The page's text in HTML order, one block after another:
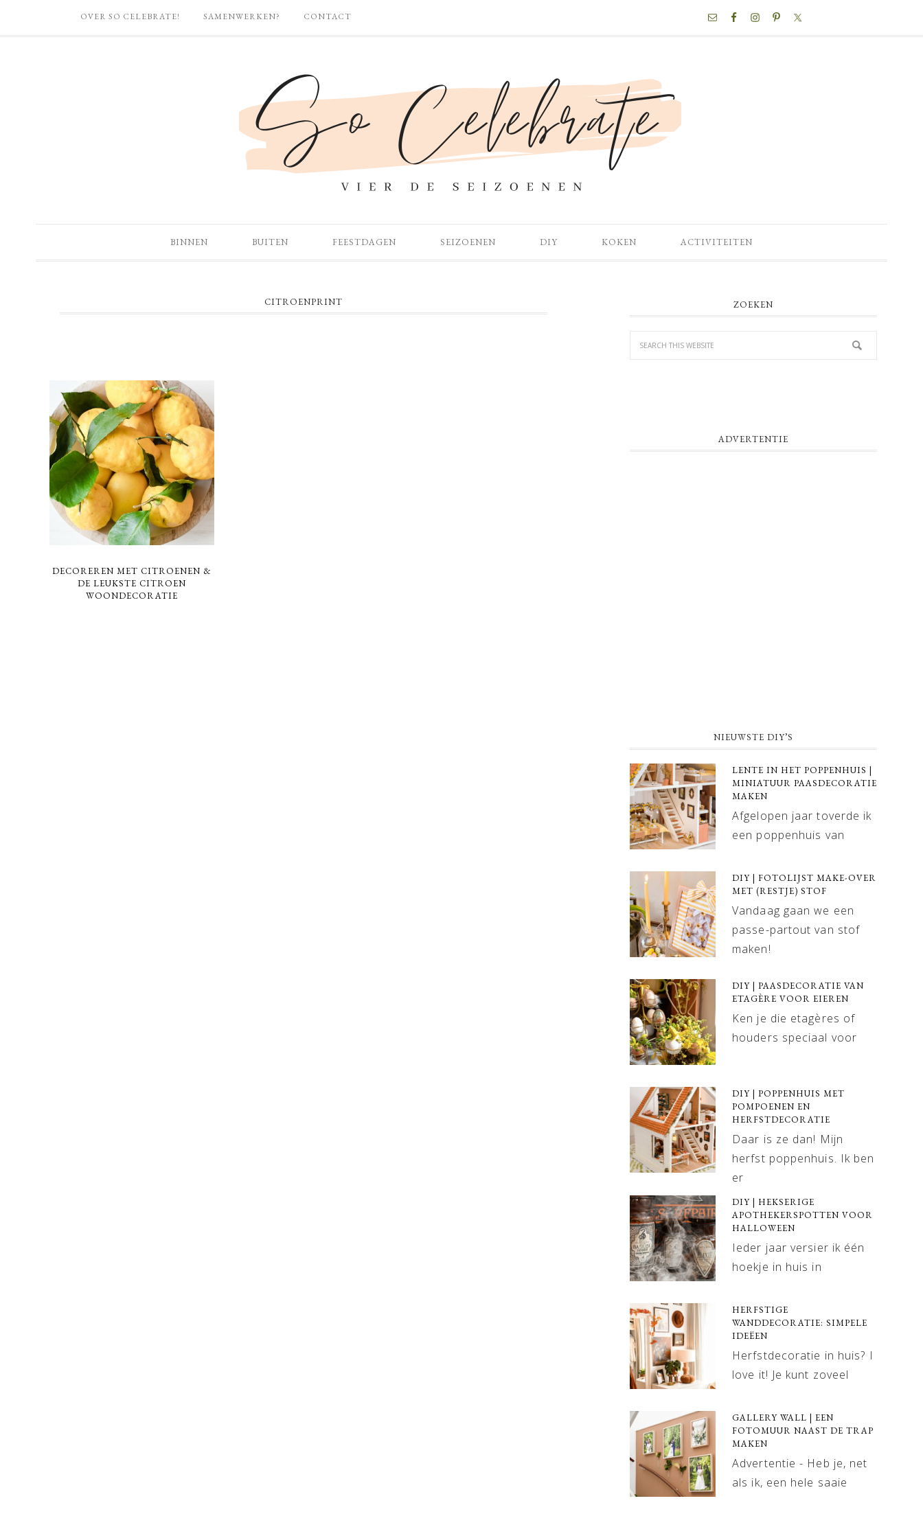
OVER SO CELEBRATE! SAMENWERKEN? CONTACT
BINNEN BUITEN FEESTDAGEN SEIZOENEN DIY KOKEN ACTIVITEITEN
CITROENPRINT
DECOREREN MET CITROENEN &
DE LEUKSTE CITROEN
WOONDECORATIE
ZOEKEN
ADVERTENTIE
NIEUWSTE DIY’S
LENTE IN HET POPPENHUIS |
MINIATUUR PAASDECORATIE
MAKEN
Afgelopen jaar toverde ik
een poppenhuis van
DIY | FOTOLIJST MAKE-OVER
MET (RESTJE) STOF
Vandaag gaan we een
passe-partout van stof
maken!
DIY | PAASDECORATIE VAN
ETAGÈRE VOOR EIEREN
Ken je die etagères of
houders speciaal voor
DIY | POPPENHUIS MET
POMPOENEN EN
HERFSTDECORATIE
Daar is ze dan! Mijn
herfst poppenhuis. Ik ben
er
DIY | HEKSERIGE
APOTHEKERSPOTTEN VOOR
HALLOWEEN
Ieder jaar versier ik één
hoekje in huis in
HERFSTIGE
WANDDECORATIE: SIMPELE
IDEËEN
Herfstdecoratie in huis? I
love it! Je kunt zoveel
GALLERY WALL | EEN
FOTOMUUR NAAST DE TRAP
MAKEN
Advertentie - Heb je, net
als ik, een hele saaie